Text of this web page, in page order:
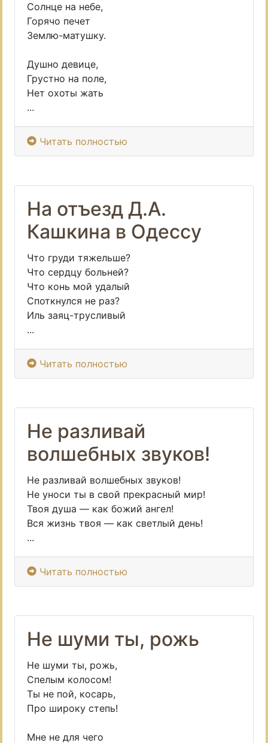
Солнце на небе,
Горячо печет
Землю-матушку.
Душно девице,
Грустно на поле,
Нет охоты жать
...
Читать полностью
На отъезд Д.А.
Кашкина в Одессу
Что груди тяжельше?
Что сердцу больней?
Что конь мой удалый
Споткнулся не раз?
Иль заяц-трусливый
...
Читать полностью
Не разливай
волшебных звуков!
Не разливай волшебных звуков!
Не уноси ты в свой прекрасный мир!
Твоя душа — как божий ангел!
Вся жизнь твоя — как светлый день!
...
Читать полностью
Не шуми ты, рожь
Не шуми ты, рожь,
Спелым колосом!
Ты не пой, косарь,
Про широку степь!
Мне не для чего